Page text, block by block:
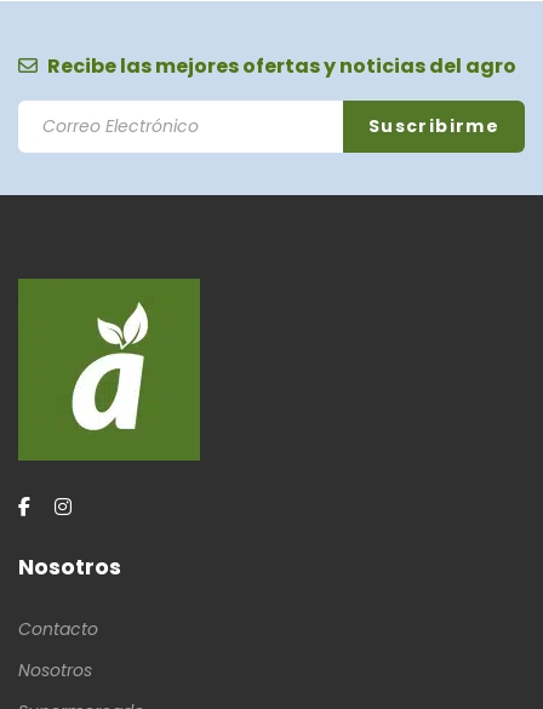
Recibe las mejores ofertas y noticias del agro
Nosotros
Contacto
Nosotros